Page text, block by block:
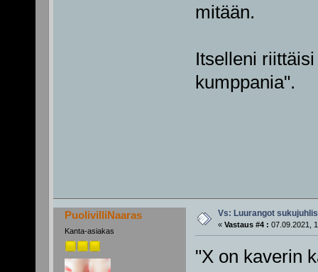
mitään.
Itselleni
kumppania".
PuolivilliNaaras
Kanta-asiakas
Vs: Luurangot
« Vastaus #4 : 07.09.2021,
"X on kaverin